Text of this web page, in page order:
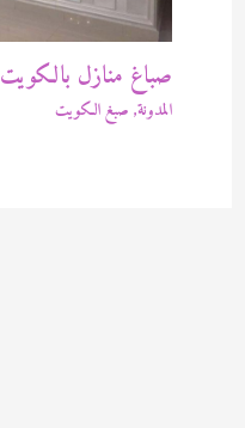
صباغ منازل بالكويت 94471713
المدونة, صبغ الكويت